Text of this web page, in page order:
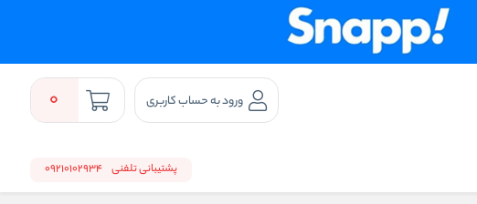
ورود به حساب کاربری 0
پشتیبانی تلفنی 09210102934